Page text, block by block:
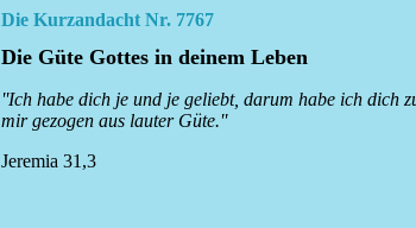
Die Kurzandacht Nr. 7767
Die Güte Gottes in deinem Leben
''Ich habe dich je und je geliebt, darum habe ich dich
mir gezogen aus lauter Güte.''
Jeremia 31,3